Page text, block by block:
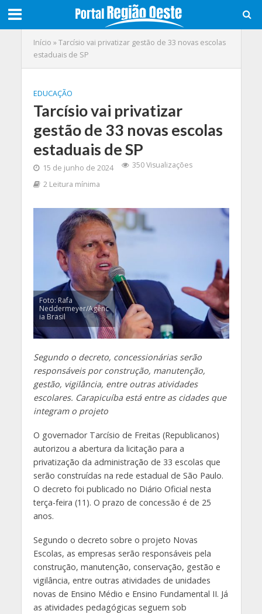
Início »Tarcísio vai privatizar gestão de 33 novas escolas
estaduais de SP
EDUCAÇÃO
Tarcísio vai privatizar
gestão de 33 novas escolas
estaduais de SP
15 de junho de 2024
350 Visualizações
2 Leitura mínima
Foto: Rafa
Neddermeyer/Agênc
ia Brasil
Segundo o decreto, concessionárias serão
responsáveis por construção, manutenção,
gestão, vigilância, entre outras atividades
escolares. Carapicuíba está entre as cidades que
integram o projeto
O governador Tarcísio de Freitas (Republicanos)
autorizou a abertura da licitação para a
privatização da administração de 33 escolas que
serão construídas na rede estadual de São Paulo.
O decreto foi publicado no Diário Oficial nesta
terça-feira (11). O prazo de concessão é de 25
anos.
Segundo o decreto sobre o projeto Novas
Escolas, as empresas serão responsáveis pela
construção, manutenção, conservação, gestão e
vigilância, entre outras atividades de unidades
novas de Ensino Médio e Ensino Fundamental II. Já
as atividades pedagógicas seguem sob